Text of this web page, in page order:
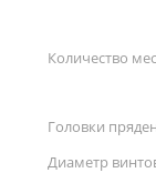
Количество
Головки
Диаметр